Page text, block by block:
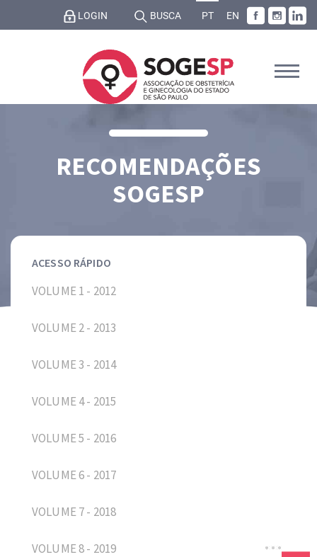
LOGIN BUSCA PT EN
RECOMENDAÇÕES
SOGESP
ACESSO RÁPIDO
VOLUME 1 - 2012
VOLUME 2 - 2013
VOLUME 3 - 2014
VOLUME 4 - 2015
VOLUME 5 - 2016
VOLUME 6 - 2017
VOLUME 7 - 2018
VOLUME 8 - 2019